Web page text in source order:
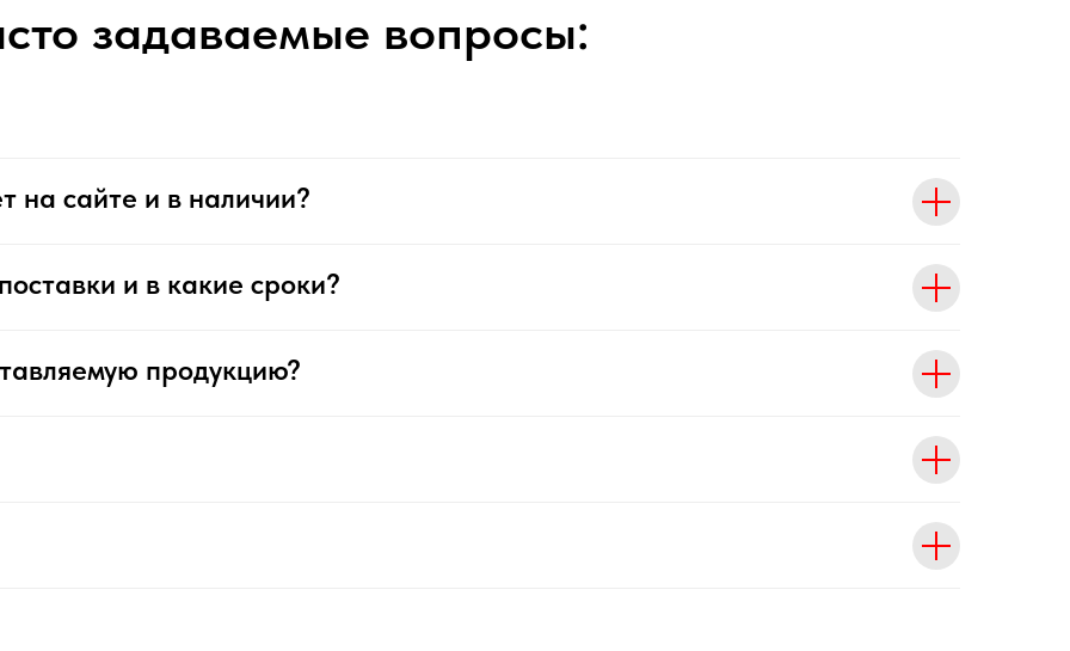
задаваемые вопросы:
на сайте и в наличии?
и в какие сроки?
продукцию?